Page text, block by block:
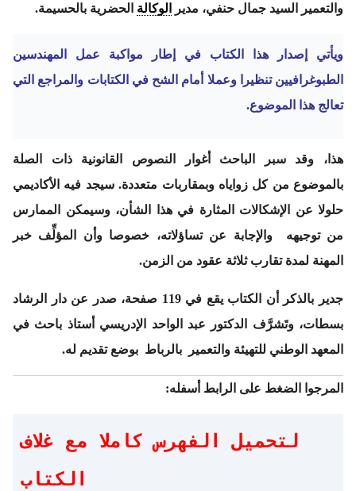
والتعمير السيد جمال حنفي، مدير
الوكالة الحضرية بالحسيمة.
ويأتي إصدار هذا الكتاب في إطار مواكبة عمل المهندسين
الطبوغرافيين تنظيرا وعملا أمام الشح في الكتابات والمراجع التي
تعالج هذا الموضوع.
هذا، وقد سبر الباحث أغوار النصوص القانونية ذات الصلة
بالموضوع من كل زواياه وبمقاربات متعددة. سيجد فيه الأكاديمي
حلولا عن الإشكالات المثارة في هذا الشأن، وسيمكن الممارس
من توجيهه والإجابة عن تساؤلاته، خصوصا وأن المؤلِّف خبر
المهنة لمدة تقارب ثلاثة عقود من الزمن.
جدير بالذكر أن الكتاب يقع في 119 صفحة، صدر عن دار الرشاد
بسطات، وتَشرَّف الدكتور عبد الواحد الإدريسي أستاذ باحث في
المعهد الوطني للتهيئة والتعمير بالرباط بوضع تقديم له.
المرجوا الضغط على الرابط أسفله:
لتحميل الفهرس كاملا مع غلاف
الكتاب